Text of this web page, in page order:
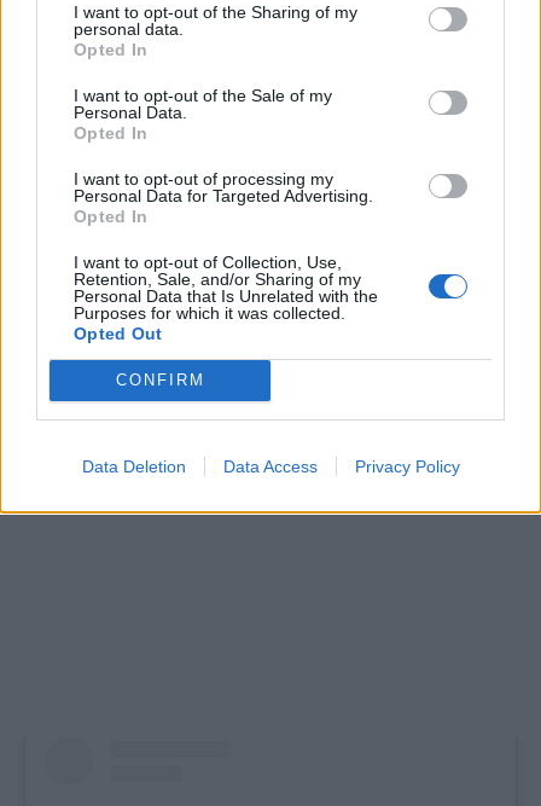
I want to opt-out of the Sharing of my
personal data.
Opted In
I want to opt-out of the Sale of my
Personal Data.
Opted In
I want to opt-out of processing my
Personal Data for Targeted Advertising.
Opted In
I want to opt-out of Collection, Use,
Retention, Sale, and/or Sharing of my
Personal Data that Is Unrelated with the
Purposes for which it was collected.
Opted Out
CONFIRM
Data Deletion Data Access Privacy Policy
Δείτε το βίντεο: